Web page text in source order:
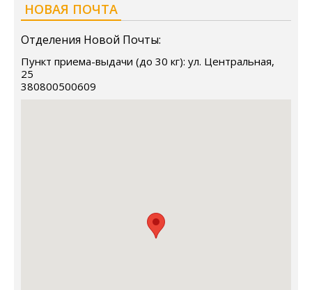
НОВАЯ ПОЧТА
Отделения Новой Почты:
Пункт приема-выдачи (до 30 кг): ул. Центральная,
25
380800500609